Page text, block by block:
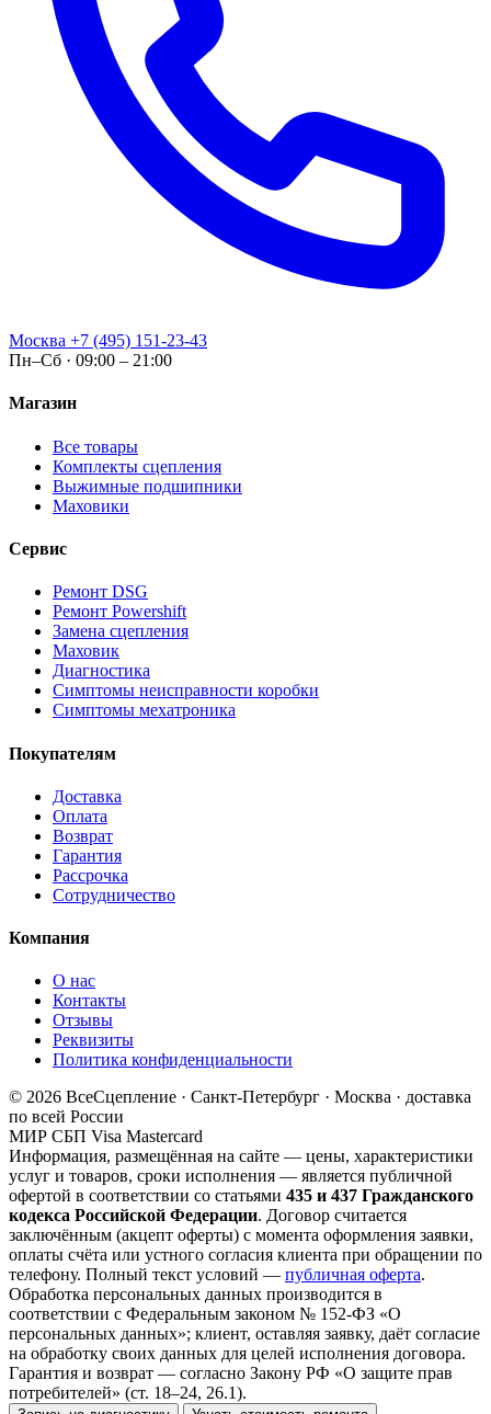
Москва +7 (495) 151-23-43
Пн–Сб · 09:00 – 21:00
Магазин
Все товары
Комплекты сцепления
Выжимные подшипники
Маховики
Сервис
Ремонт DSG
Ремонт Powershift
Замена сцепления
Маховик
Диагностика
Симптомы неисправности коробки
Симптомы мехатроника
Покупателям
Доставка
Оплата
Возврат
Гарантия
Рассрочка
Сотрудничество
Компания
О нас
Контакты
Отзывы
Реквизиты
Политика конфиденциальности
© 2026 ВсеСцепление · Санкт-Петербург · Москва · доставка
по всей России
МИР СБП Visa Mastercard
Информация, размещённая на сайте — цены, характеристики
услуг и товаров, сроки исполнения — является публичной
офертой в соответствии со статьями 435 и 437 Гражданского
кодекса Российской Федерации. Договор считается
заключённым (акцепт оферты) с момента оформления заявки,
оплаты счёта или устного согласия клиента при обращении по
телефону. Полный текст условий — публичная оферта.
Обработка персональных данных производится в
соответствии с Федеральным законом № 152-ФЗ «О
персональных данных»; клиент, оставляя заявку, даёт согласие
на обработку своих данных для целей исполнения договора.
Гарантия и возврат — согласно Закону РФ «О защите прав
потребителей» (ст. 18–24, 26.1).